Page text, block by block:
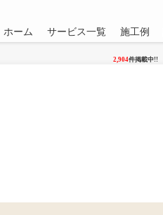
ホーム サービス一覧 施工例
2,904件掲載中!!